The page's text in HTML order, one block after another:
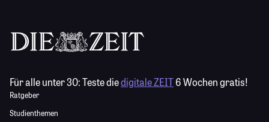
Für alle unter 30:Teste diedigitale ZEIT6 Wochen gratis!
Ratgeber
Studienthemen